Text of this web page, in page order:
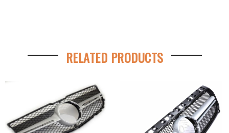
RELATED PRODUCTS